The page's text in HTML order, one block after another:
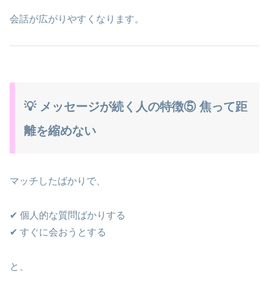
会話が広がりやすくなります。
💡 メッセージが続く人の特徴⑤ 焦って距
離を縮めない
マッチしたばかりで、
✔ 個人的な質問ばかりする
✔ すぐに会おうとする
と、